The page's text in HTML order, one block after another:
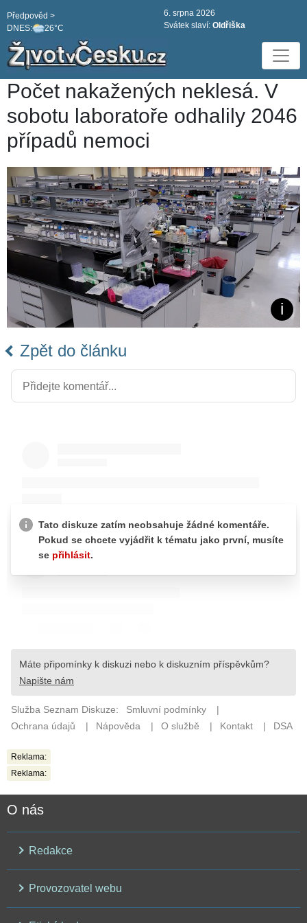
DNES: 26°C
Předpověd >
6. srpna 2026
Svátek slaví: Oldřiška
Počet nakažených neklesá. V
sobotu laboratoře odhalily 2046
případů nemoci
Zpět do článku
Reklama:
Reklama:
O nás
Redakce
Provozovatel webu